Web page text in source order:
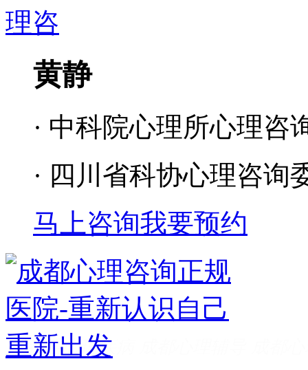
黄静
· 中科院心理所心理咨
· 四川省科协心理咨询
马上咨询我要预约
成都看心理疾病